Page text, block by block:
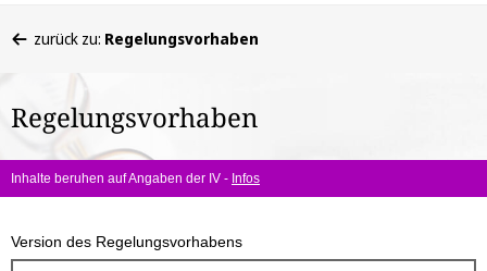
befinden
hier:
zurück zu: Regelungsvorhaben
Regelungsvorhaben
Inhalte beruhen auf Angaben der IV - Infos
Version des Regelungsvorhabens